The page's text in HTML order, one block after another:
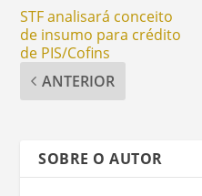
STF analisará conceito
de insumo para crédito
de PIS/Cofins
ANTERIOR
SOBRE O AUTOR